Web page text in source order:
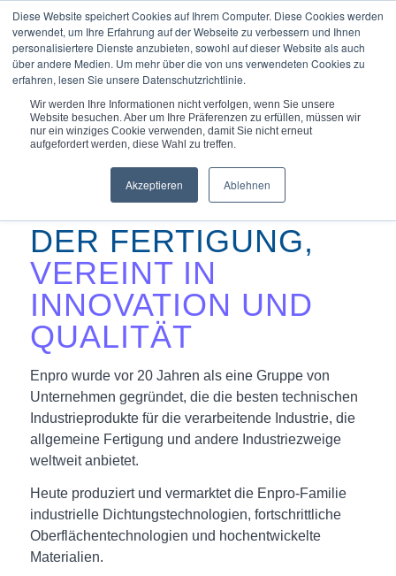
Diese Website speichert Cookies auf Ihrem Computer. Diese Cookies werden
verwendet, um Ihre Erfahrung auf der Webseite zu verbessern und Ihnen
personalisiertere Dienste anzubieten, sowohl auf dieser Website als auch
über andere Medien. Um mehr über die von uns verwendeten Cookies zu
erfahren, lesen Sie unsere Datenschutzrichtlinie.
Wir werden Ihre Informationen nicht verfolgen, wenn Sie unsere
Website besuchen. Aber um Ihre Präferenzen zu erfüllen, müssen wir
nur ein winziges Cookie verwenden, damit Sie nicht erneut
aufgefordert werden, diese Wahl zu treffen.
Akzeptieren Ablehnen
Du bist hier: Startseite / Über uns / Enpro
DIVERSIFIZIERT IN
DER FERTIGUNG,
VEREINT IN
INNOVATION UND
QUALITÄT
Enpro wurde vor 20 Jahren als eine Gruppe von
Unternehmen gegründet, die die besten technischen
Industrieprodukte für die verarbeitende Industrie, die
allgemeine Fertigung und andere Industriezweige
weltweit anbietet.
Heute produziert und vermarktet die Enpro-Familie
industrielle Dichtungstechnologien, fortschrittliche
Oberflächentechnologien und hochentwickelte
Materialien.